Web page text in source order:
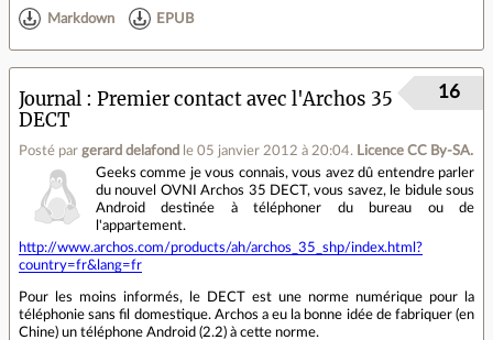
Markdown EPUB
Journal
Premier contact avec l'Archos 35
DECT
Posté par gerard delafond le 05 janvier 2012 à 20:04. Licence CC By‑SA.
16
Geeks comme je vous connais, vous avez dû entendre parler
du nouvel OVNI Archos 35 DECT, vous savez, le bidule sous
Android destinée à téléphoner du bureau ou de
l'appartement.
http://www.archos.com/products/ah/archos_35_shp/index.html?
country=fr&lang=fr
Pour les moins informés, le DECT est une norme numérique pour la
téléphonie sans fil domestique. Archos a eu la bonne idée de fabriquer (en
Chine) un téléphone Android (2.2) à cette norme.